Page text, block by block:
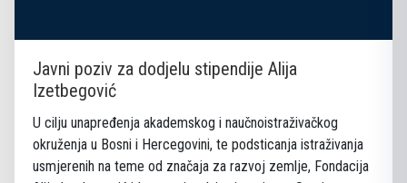
Javni poziv za dodjelu stipendije Alija
Izetbegović
U cilju unapređenja akademskog i naučnoistraživačkog
okruženja u Bosni i Hercegovini, te podsticanja istraživanja
usmjerenih na teme od značaja za razvoj zemlje, Fondacija